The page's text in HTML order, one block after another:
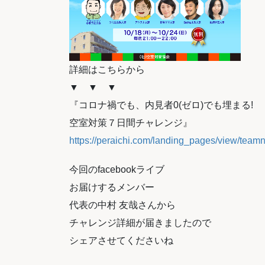
詳細はこちらから
▼ ▼ ▼
『コロナ禍でも、内見者0(ゼロ)でも埋まる!
空室対策７日間チャレンジ』
https://peraichi.com/landing_pages/view/
今回のfacebookライブ
お届けするメンバー
代表の中村 友哉さんから
チャレンジ詳細が届きましたので
シェアさせてくださいね